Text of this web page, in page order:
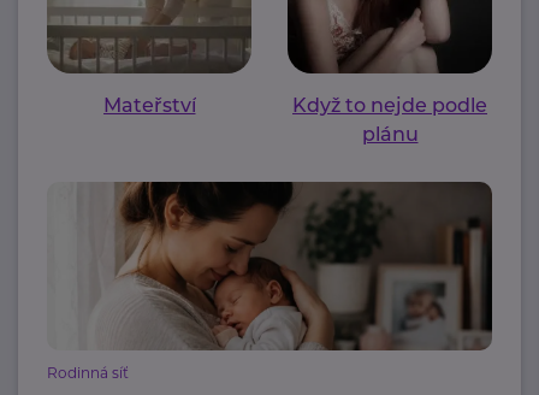
Mateřství
Když to nejde podle
plánu
Rodinná síť